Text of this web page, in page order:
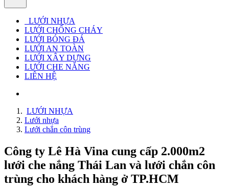
LƯỚI NHỰA
LƯỚI CHỐNG CHÁY
LƯỚI BÓNG ĐÁ
LƯỚI AN TOÀN
LƯỚI XÂY DỰNG
LƯỚI CHE NẮNG
LIÊN HỆ
LƯỚI NHỰA
Lưới nhựa
Lưới chắn côn trùng
Công ty Lê Hà Vina cung cấp 2.000m2
lưới che nắng Thái Lan và lưới chắn côn
trùng cho khách hàng ở TP.HCM